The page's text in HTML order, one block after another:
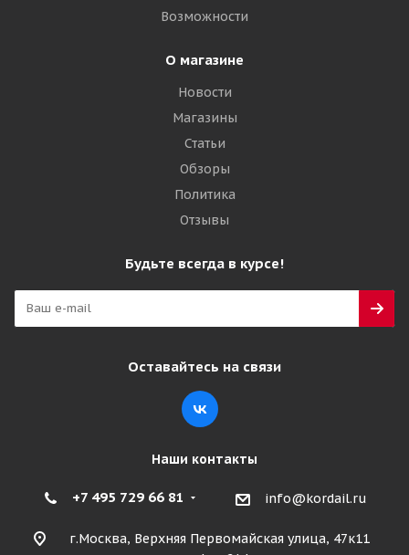
Возможности
О магазине
Новости
Магазины
Статьи
Обзоры
Политика
Отзывы
Будьте всегда в курсе!
Оставайтесь на связи
Наши контакты
+7 495 729 66 81 info@kordail.ru
г.Москва, Верхняя Первомайская улица, 47к11